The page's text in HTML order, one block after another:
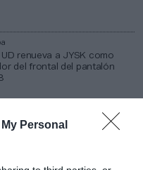
Personal
UD renueva a JYSK como
del frontal del pantalón